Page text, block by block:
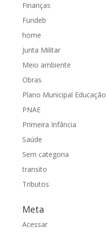
Finanças
Fundeb
home
Junta Militar
Meio ambiente
Obras
Plano Municipal Educação
PNAE
Primeira Infância
Saúde
Sem categoria
transito
Tributos
Meta
Acessar